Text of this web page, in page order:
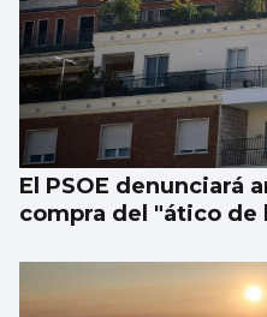
El PSOE denunciará
compra del "ático de